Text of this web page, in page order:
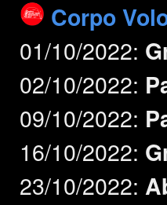
Corpo
01/10/2022:
02/10/2022:
09/10/2022:
16/10/2022:
23/10/2022: